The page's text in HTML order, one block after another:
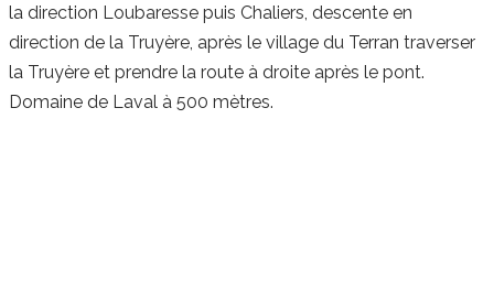
la direction Loubaresse puis Chaliers, descente en
direction de la Truyère, après le village du Terran traverser
la Truyère et prendre la route à droite après le pont.
Domaine de Laval à 500 mètres.